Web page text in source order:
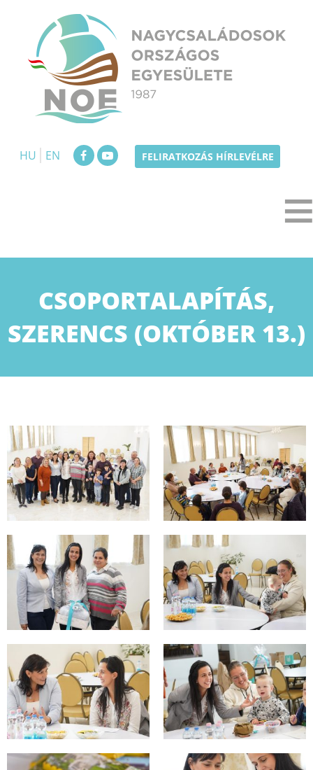
content
HU
EN FELIRATKOZÁS HÍRLEVÉLRE
CSOPORTALAPÍTÁS,
SZERENCS (OKTÓBER 13.)